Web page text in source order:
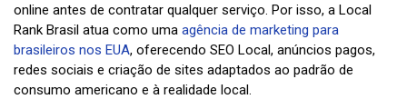
online antes de contratar qualquer serviço. Por isso, a Local
Rank Brasil atua como uma agência de marketing para
brasileiros nos EUA, oferecendo SEO Local, anúncios pagos,
redes sociais e criação de sites adaptados ao padrão de
consumo americano e à realidade local.